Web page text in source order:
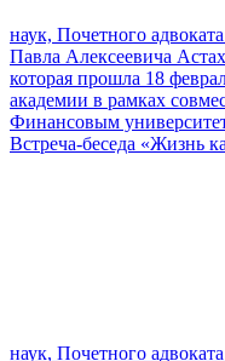
наук, Почетного
Павла Алексеевича
которая прошла 18
академии в рамках
Финансовым
Встреча-беседа «Жизнь
наук, Почетного